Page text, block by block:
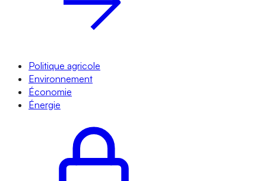
Politique agricole
Environnement
Économie
Énergie